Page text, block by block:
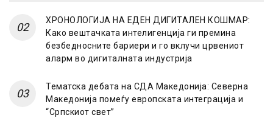
ХРОНОЛОГИЈА НА ЕДЕН ДИГИТАЛЕН КОШМАР:
Како вештачката интелигенција ги премина
безбедносните бариери и го вклучи црвениот
аларм во дигиталната индустрија
Тематска дебата на СДА Македонија: Северна
Македонија помеѓу европската интеграција и
“Српскиот свет”